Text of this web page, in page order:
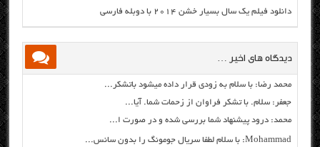
دانلود فیلم یک سال بسیار خشن ۲۰۱۴ با دوبله فارسی
دیدگاه های اخیر …
محمد رضا: با سلام به زودی قرار داده میشود باتشکر...
جعفر: سلام. با تشکر فراوان از زحمات شما. آیا...
محمد: درود پیشنهاد شما بررسی شده و در صورت ا...
Mohammad: با سلام لطفا سریال جومونگ را بدون سانس...